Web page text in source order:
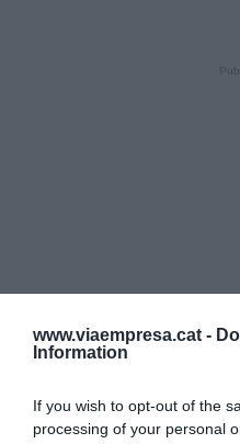
www.viaempresa.cat -
Information
If you wish to opt-out of the
processing of your personal